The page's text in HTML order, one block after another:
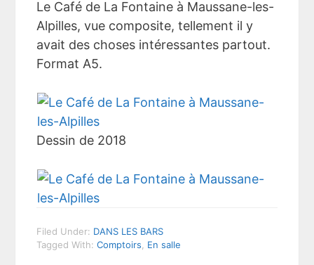
Le Café de La Fontaine à Maussane-les-
Alpilles, vue composite, tellement il y
avait des choses intéressantes partout.
Format A5.
Dessin de 2018
Filed Under: DANS LES BARS
Tagged With:Comptoirs En salle